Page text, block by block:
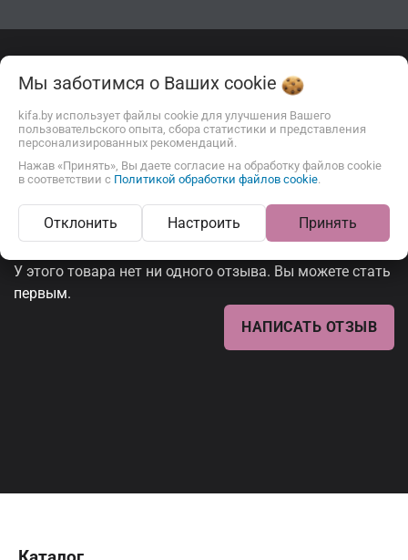
Описание Отзывы
Вафли с начинкой
Отзывы
У этого товара нет ни одного отзыва. Вы можете стать
первым.
НАПИСАТЬ ОТЗЫВ
Мы заботимся о Ваших cookie
kifa.by использует файлы cookie для улучшения Вашего
пользовательского опыта, сбора статистики и представления
персонализированных рекомендаций.
Нажав «Принять», Вы даете согласие на обработку файлов cookie
в соответствии с Политикой обработки файлов cookie.
Отклонить Настроить Принять